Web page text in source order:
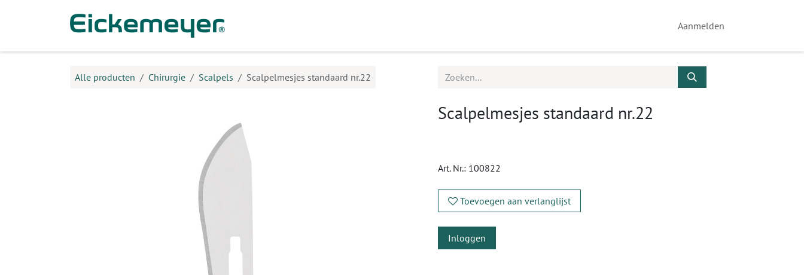
Aanmelden
Alle producten Chirurgie Scalpels Scalpelmesjes standaard nr.22
Scalpelmesjes standaard nr.22
Art. Nr.: 100822
Toevoegen aan verlanglijst
Inloggen